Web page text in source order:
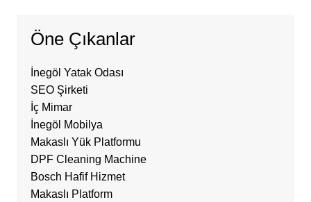
Öne Çıkanlar
İnegöl Yatak Odası
SEO Şirketi
İç Mimar
İnegöl Mobilya
Makaslı Yük Platformu
DPF Cleaning Machine
Bosch Hafif Hizmet
Makaslı Platform